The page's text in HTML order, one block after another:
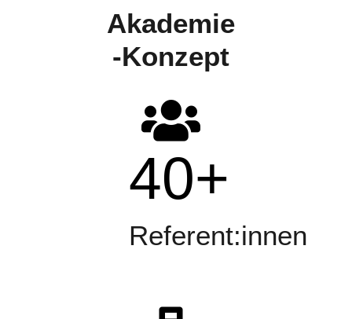
Akademie
-Konzept
40+
Referent:innen